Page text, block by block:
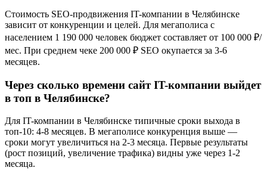
Стоимость SEO-продвижения IT-компании в Челябинске
зависит от конкуренции и целей. Для мегаполиса с
населением 1 190 000 человек бюджет составляет от 100 000 ₽/
мес. При среднем чеке 200 000 ₽ SEO окупается за 3-6
месяцев.
Через сколько времени сайт IT-компании выйдет
в топ в Челябинске?
Для IT-компании в Челябинске типичные сроки выхода в
топ-10: 4-8 месяцев. В мегаполисе конкуренция выше —
сроки могут увеличиться на 2-3 месяца. Первые результаты
(рост позиций, увеличение трафика) видны уже через 1-2
месяца.